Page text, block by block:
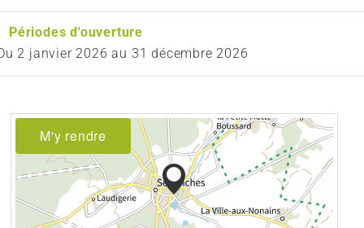
Périodes d'ouverture
2 janvier 2026 au 31 décembre 2026
M'y rendre